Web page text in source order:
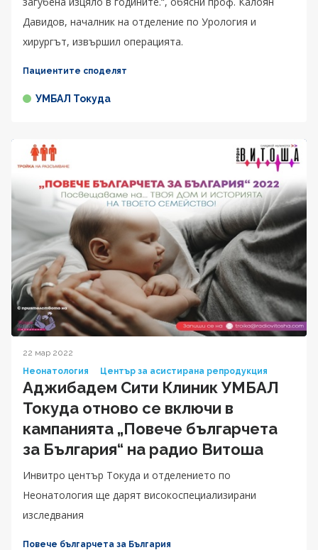
Давидов, началник на отделение по Урология и
хирургът, извършил операцията.
Пациентите споделят
УМБАЛ Токуда
22 мар 2022
Неонатология
Център за асистирана репродукция
Аджибадем Сити Клиник УМБАЛ
Токуда отново се включи в
кампанията „Повече българчета
за България“ на радио Витоша
Инвитро център Токуда и отделението по
Неонатология ще дарят високоспециализирани
изследвания
Повече българчета за България